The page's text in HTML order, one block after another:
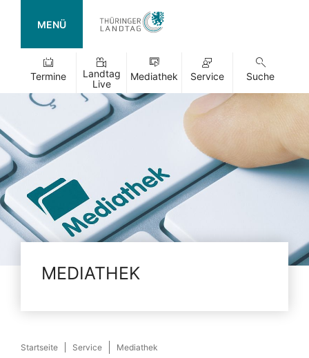
MENÜ
Termine
Landtag
Live
Mediathek Service Suche
MEDIATHEK
Startseite Service Mediathek